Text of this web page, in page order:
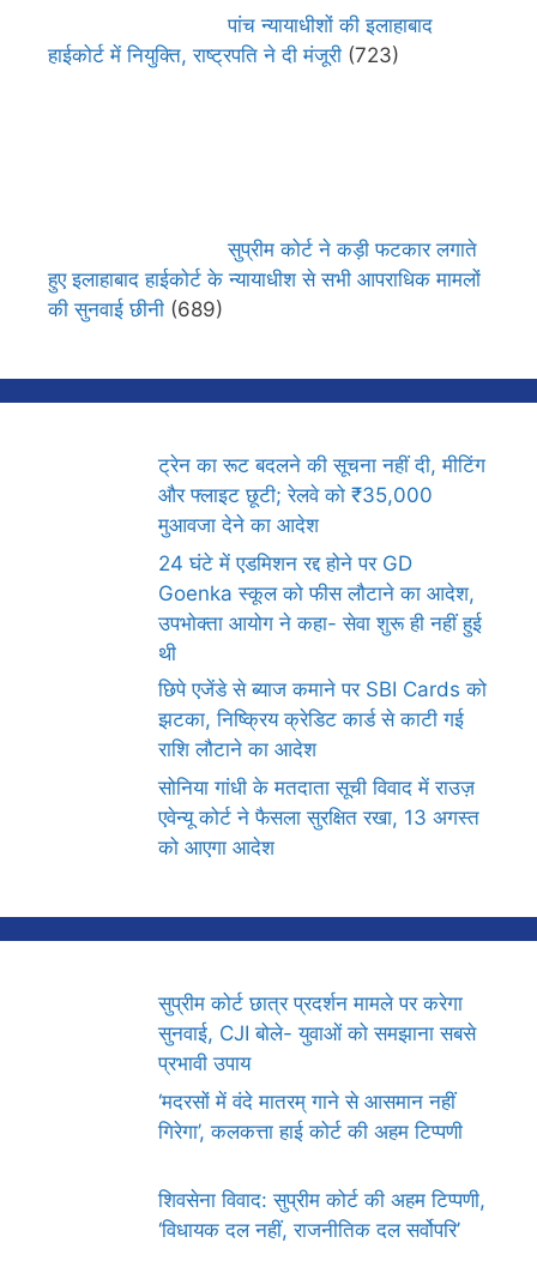
पांच न्यायाधीशों की इलाहाबाद
हाईकोर्ट में नियुक्ति, राष्ट्रपति ने दी मंजूरी (723)
सुप्रीम कोर्ट ने कड़ी फटकार लगाते
हुए इलाहाबाद हाईकोर्ट के न्यायाधीश से सभी आपराधिक मामलों
की सुनवाई छीनी (689)
ट्रेन का रूट बदलने की सूचना नहीं दी, मीटिंग
और फ्लाइट छूटी; रेलवे को ₹35,000
मुआवजा देने का आदेश
24 घंटे में एडमिशन रद्द होने पर GD
Goenka स्कूल को फीस लौटाने का आदेश,
उपभोक्ता आयोग ने कहा- सेवा शुरू ही नहीं हुई
थी
छिपे एजेंडे से ब्याज कमाने पर SBI Cards को
झटका, निष्क्रिय क्रेडिट कार्ड से काटी गई
राशि लौटाने का आदेश
सोनिया गांधी के मतदाता सूची विवाद में राउज़
एवेन्यू कोर्ट ने फैसला सुरक्षित रखा, 13 अगस्त
को आएगा आदेश
सुप्रीम कोर्ट छात्र प्रदर्शन मामले पर करेगा
सुनवाई, CJI बोले- युवाओं को समझाना सबसे
प्रभावी उपाय
‘मदरसों में वंदे मातरम् गाने से आसमान नहीं
गिरेगा’, कलकत्ता हाई कोर्ट की अहम टिप्पणी
शिवसेना विवाद: सुप्रीम कोर्ट की अहम टिप्पणी,
‘विधायक दल नहीं, राजनीतिक दल सर्वोपरि’